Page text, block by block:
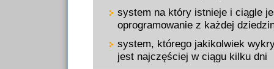
system na który istnieje i ciągle
oprogramowanie z każdej
system, którego jakikolwiek
jest najczęściej w ciągu kilku dni